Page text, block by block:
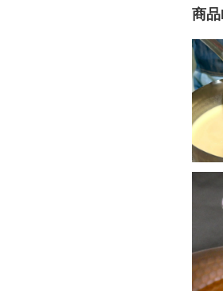
商